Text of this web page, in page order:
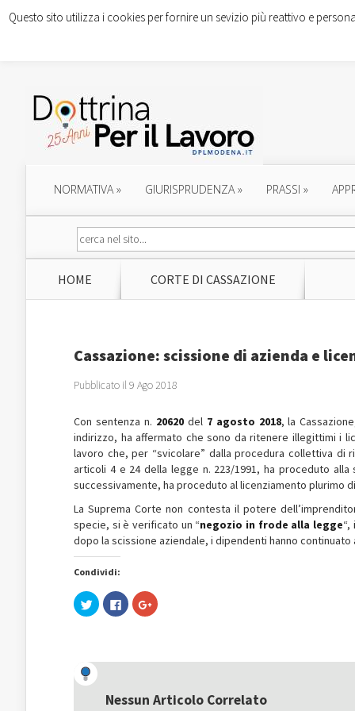
NORMATIVA» GIURISPRUDENZA» PRASSI »
HOME CORTE DI CASSAZIONE
Cassazione: scissione di azienda e
Pubblicato il 9 Ago 2018
Con sentenza n. 20620del 7 agosto 2018, la
indirizzo, ha affermato che sono da ritenere illegittimi i
lavoro che, per “svicolare” dalla procedura collettiva di
articoli 4 e 24 della legge n. 223/1991, ha proceduto alla
successivamente, ha proceduto al licenziamento plurimo
La Suprema Corte non contesta il potere
specie, si è verificato un “negozio in frode alla legge
dopo la scissione aziendale, i dipendenti hanno
Condividi:
Fai
clic
(Si
apre
una
nuova
Fai
clic
nuova
finestra)
Fai
clic
una
nuova
Nessun Articolo Correlato
Questo sito utilizza i cookies per fornire un sevizio più reattivo e